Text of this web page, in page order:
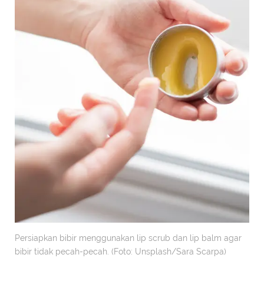
Persiapkan bibir menggunakan lip scrub dan lip balm agar
bibir tidak pecah-pecah. (Foto: Unsplash/Sara Scarpa)